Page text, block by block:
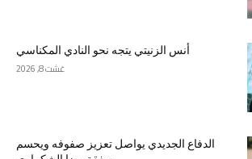
أنس الزنيتي يتجه نحو النادي المكناسي
غشت 8, 2026
الدفاع الجديدي يواصل تعزيز صفوفه ويحسم